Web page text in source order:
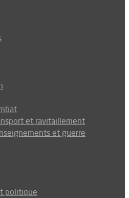
et ravitaillement
et guerre
politique